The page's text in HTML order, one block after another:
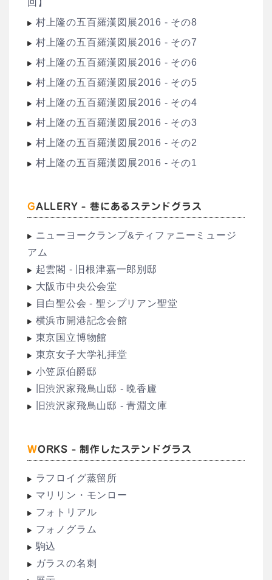
回】
村上隆の五百羅漢図展2016 - その8
村上隆の五百羅漢図展2016 - その7
村上隆の五百羅漢図展2016 - その6
村上隆の五百羅漢図展2016 - その5
村上隆の五百羅漢図展2016 - その4
村上隆の五百羅漢図展2016 - その3
村上隆の五百羅漢図展2016 - その2
村上隆の五百羅漢図展2016 - その1
GALLERY - 巷にあるステンドグラス
ニューヨークランプ&ティファニーミュージ
アム
起雲閣 - 旧根津嘉一郎別邸
大阪市中央公会堂
目白聖公会 - 聖シプリアン聖堂
横浜市開港記念会館
東京国立博物館
東京女子大学礼拝堂
小笠原伯爵邸
旧渋沢家飛鳥山邸 - 晩香廬
旧渋沢家飛鳥山邸 - 青淵文庫
WORKS - 制作したステンドグラス
ラフロイグ蒸留所
マリリン・モンロー
フォトリアル
フォノグラム
駒込
ガラスの名刺